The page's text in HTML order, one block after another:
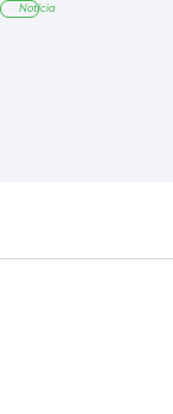
Notícia